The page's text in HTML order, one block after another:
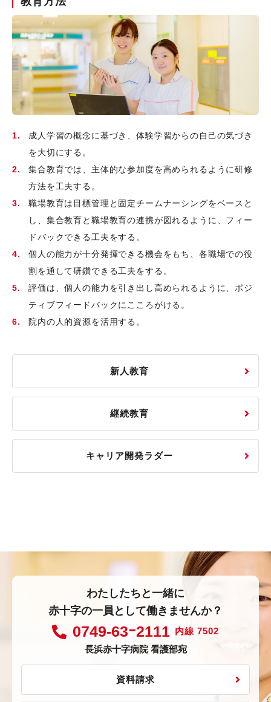
成人学習の概念に基づき、体験学習からの自己の気づき
を大切にする。
集合教育では、主体的な参加度を高められるように研修
方法を工夫する。
職場教育は目標管理と固定チームナーシングをベースと
し、集合教育と職場教育の連携が図れるように、フィー
ドバックできる工夫をする。
個人の能力が十分発揮できる機会をもち、各職場での役
割を通して研鑽できる工夫をする。
評価は、個人の能力を引き出し高められるように、ポジ
ティブフィードバックにこころがける。
院内の人的資源を活用する。
新人教育
継続教育
キャリア開発ラダー
わたしたちと一緒に
赤十字の一員として働きませんか？
0749-63ｰ2111 内線 7502
長浜赤十字病院 看護部宛
資料請求